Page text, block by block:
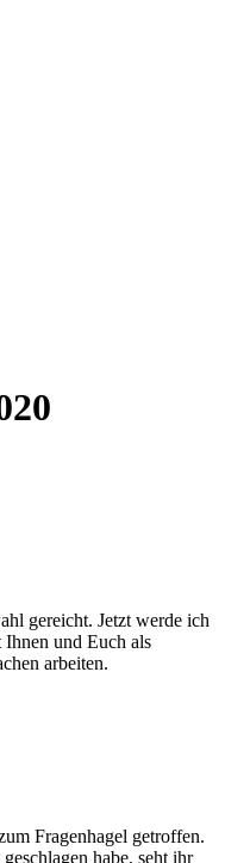
gereicht. Jetzt werde ich
Ihnen und Euch als
arbeiten.
Fragenhagel getroffen.
habe, seht ihr